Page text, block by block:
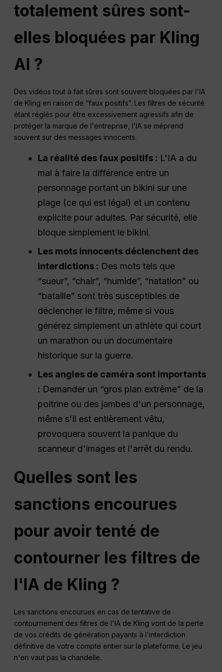
totalement sûres sont-
elles bloquées par Kling
AI ?
Des vidéos tout à fait sûres sont souvent bloquées par l'IA
de Kling en raison de “faux positifs”. Les filtres de sécurité
étant réglés pour être excessivement agressifs afin de
protéger la marque de l'entreprise, l'IA se méprend
souvent sur des messages innocents.
La réalité des faux positifs : L'IA a du
mal à faire la différence entre un
personnage portant un bikini sur une
plage (ce qui est légal) et un contenu
explicite pour adultes. Par sécurité, elle
bloque simplement le bikini.
Les mots innocents déclenchent des
interdictions : Des mots tels que
“sueur”, “chair”, “humide”, “natation” ou
“bataille” sont très susceptibles de
déclencher le filtre, même si vous
générez simplement un athlète qui court
un marathon ou un documentaire
historique sur la guerre.
Les angles de caméra sont importants
: Demander un “gros plan extrême” de la
poitrine ou des jambes d'un personnage,
même s'il est entièrement vêtu,
provoquera souvent la panique du
scanneur d'images et l'arrêt du rendu.
Quelles sont les
sanctions encourues
pour avoir tenté de
contourner les filtres de
l'IA de Kling ?
Les sanctions encourues en cas de tentative de
contournement des filtres de l'IA de Kling vont de la perte
de vos crédits de génération payants à l'interdiction
définitive de votre compte entier sur la plateforme. Le jeu
n'en vaut pas la chandelle.